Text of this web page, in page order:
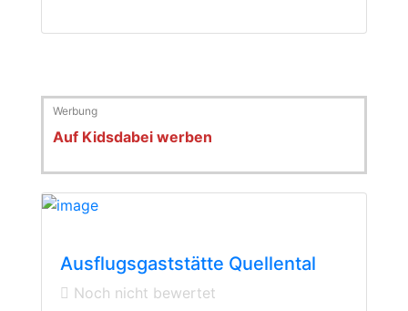
Auf Kidsdabei werben
Ausflugsgaststätte Quellental
Noch nicht bewertet